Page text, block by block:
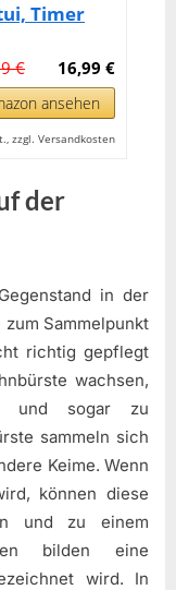
Timer
16,99 €
€
ansehen
zzgl. Versandkosten
der
in der
Sammelpunkt
richtig gepflegt
wachsen,
und sogar zu
sammeln sich
Keime. Wenn
können diese
und zu einem
bilden eine
wird. In